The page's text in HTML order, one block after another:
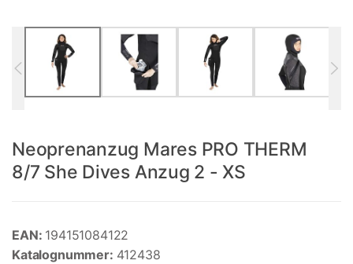
Neoprenanzug Mares PRO THERM
8/7 She Dives Anzug 2 - XS
EAN: 194151084122
Katalognummer: 412438